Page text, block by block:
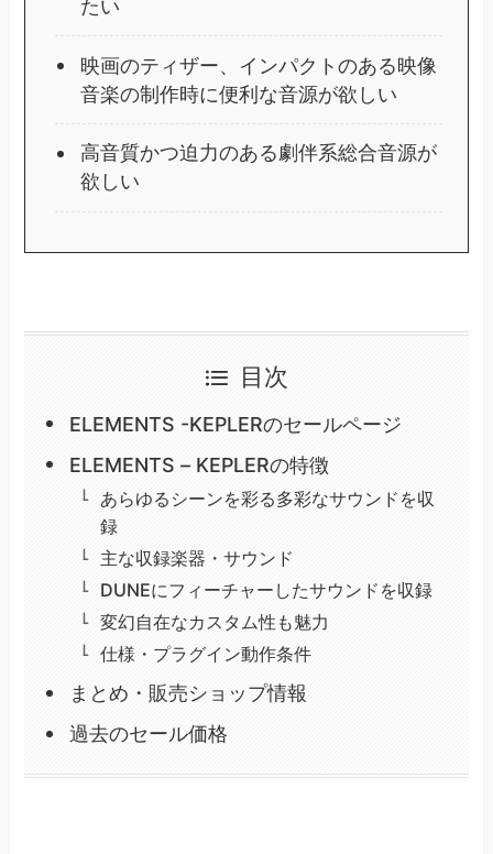
たい
映画のティザー、インパクトのある映像
音楽の制作時に便利な音源が欲しい
高音質かつ迫力のある劇伴系総合音源が
欲しい
目次
ELEMENTS -KEPLERのセールページ
ELEMENTS – KEPLERの特徴
あらゆるシーンを彩る多彩なサウンドを収
録
主な収録楽器・サウンド
DUNEにフィーチャーしたサウンドを収録
変幻自在なカスタム性も魅力
仕様・プラグイン動作条件
まとめ・販売ショップ情報
過去のセール価格